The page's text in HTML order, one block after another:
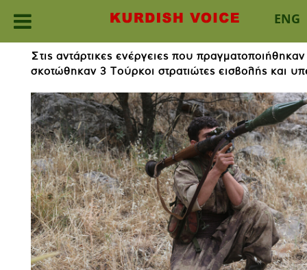
ENG
content
Στις αντάρτικες ενέργειες που
σκοτώθηκαν 3 Τούρκοι στρατιώτες εισβολής και